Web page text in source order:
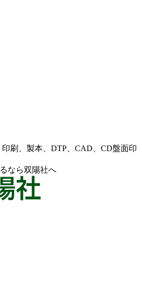
刷、製本、DTP、CAD、CD盤面印
なら双陽社へ